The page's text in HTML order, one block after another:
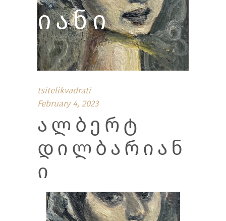
ᲘᲐᲜᲘ
tsitelikvadrati
February 4, 2023
ᲐᲚᲑᲔᲠᲢ
ᲓᲘᲚᲑᲐᲠᲘᲐᲜ
Ი